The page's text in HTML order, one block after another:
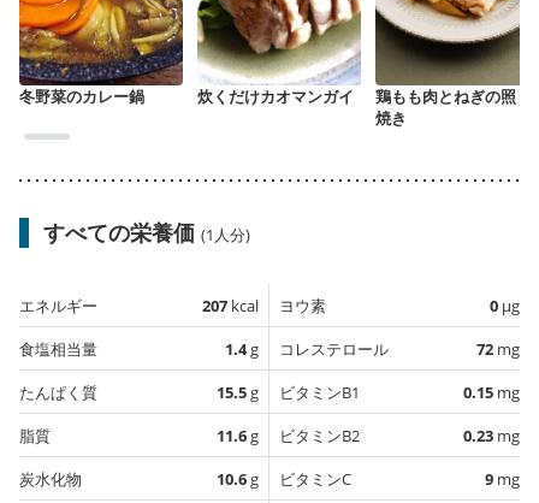
冬野菜のカレー鍋 炊くだけカオマンガイ
鶏もも肉とねぎの照り
焼き
すべての栄養価 (1人分)
エネルギー 207 kcal
食塩相当量
1.4g
たんぱく質
15.5g
脂質
11.6g
炭水化物
10.6g
ヨウ素 0 µg
コレステロール
72 mg
ビタミンB1
0.15 mg
ビタミンB2
0.23 mg
ビタミンC
9 mg